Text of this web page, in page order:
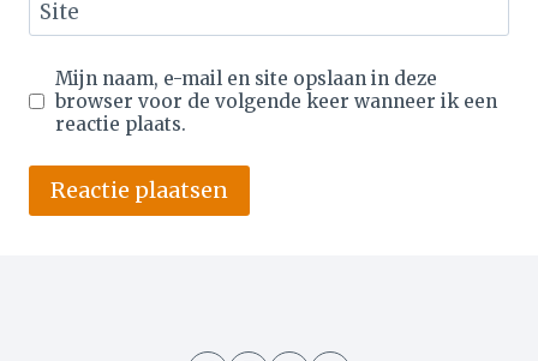
Site
Mijn naam, e-mail en site opslaan in deze
browser voor de volgende keer wanneer ik een
reactie plaats.